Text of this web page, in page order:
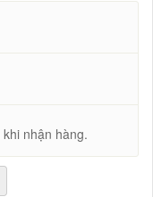
nhận hàng.